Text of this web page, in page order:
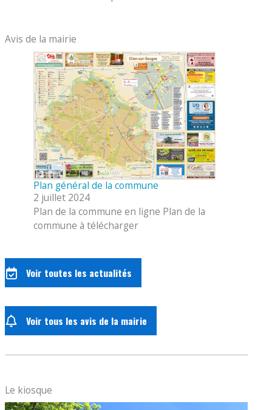
Avis de la mairie
Plan général de la commune
2 juillet 2024
Plan de la commune en ligne Plan de la
commune à télécharger
Voir toutes les actualités
Voir tous les avis de la mairie
Le kiosque